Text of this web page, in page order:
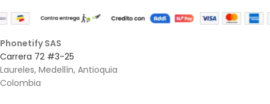
Phonetify SAS
Carrera 72 #3-25
Laureles, Medellín, Antioquia
Colombia